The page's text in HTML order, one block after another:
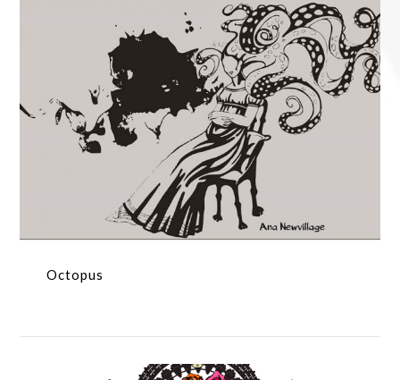
Octopus